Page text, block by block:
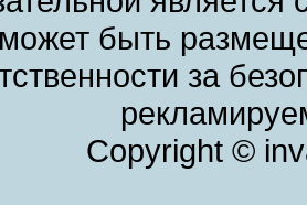
быть
за
Copyright ©